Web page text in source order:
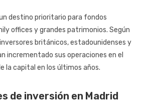
destino prioritario para fondos
offices y grandes patrimonios. Según
británicos, estadounidenses y
incrementado sus operaciones en el
la capital en los últimos años.
de inversión en Madrid